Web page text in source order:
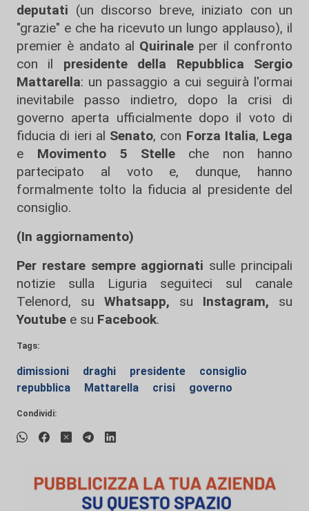
deputati (un discorso breve, iniziato con un
"grazie" e che ha ricevuto un lungo applauso), il
premier è andato al Quirinale per il confronto
con il presidente della Repubblica Sergio
Mattarella: un passaggio a cui seguirà l'ormai
inevitabile passo indietro, dopo la crisi di
governo aperta ufficialmente dopo il voto di
fiducia di ieri al Senato, con Forza Italia, Lega
e Movimento 5 Stelleche non hanno
partecipato al voto e, dunque, hanno
formalmente tolto la fiducia al presidente del
consiglio.
(In aggiornamento)
Per restare sempre aggiornati sulle principali
notizie sulla Liguria seguiteci sul canale
Telenord, su
Whatsapp, su Instagram, su
Youtube e su Facebook.
Tags:
dimissioni draghi presidente
consiglio
repubblica
Mattarella crisi governo
Condividi: